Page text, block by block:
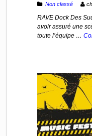
Non classé
RAVE Dock Des
avoir assuré une
toute l’équipe …